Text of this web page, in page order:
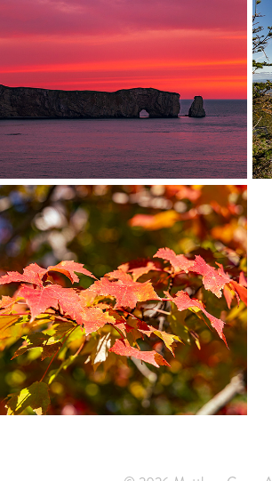
at Le Rocher
Percé
Percé, Québec, Canada
Carleton Provincial
Park
Quentin, New Brunswick, Canada